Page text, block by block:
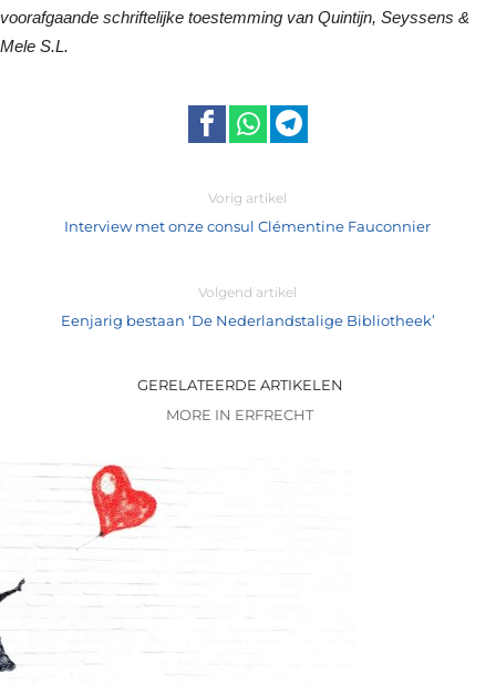
voorafgaande schriftelijke toestemming van Quintijn, Seyssens &
Mele S.L.
Vorig artikel
Interview met onze consul Clémentine Fauconnier
Volgend artikel
Eenjarig bestaan ‘De Nederlandstalige Bibliotheek’
GERELATEERDE ARTIKELEN
MORE IN ERFRECHT